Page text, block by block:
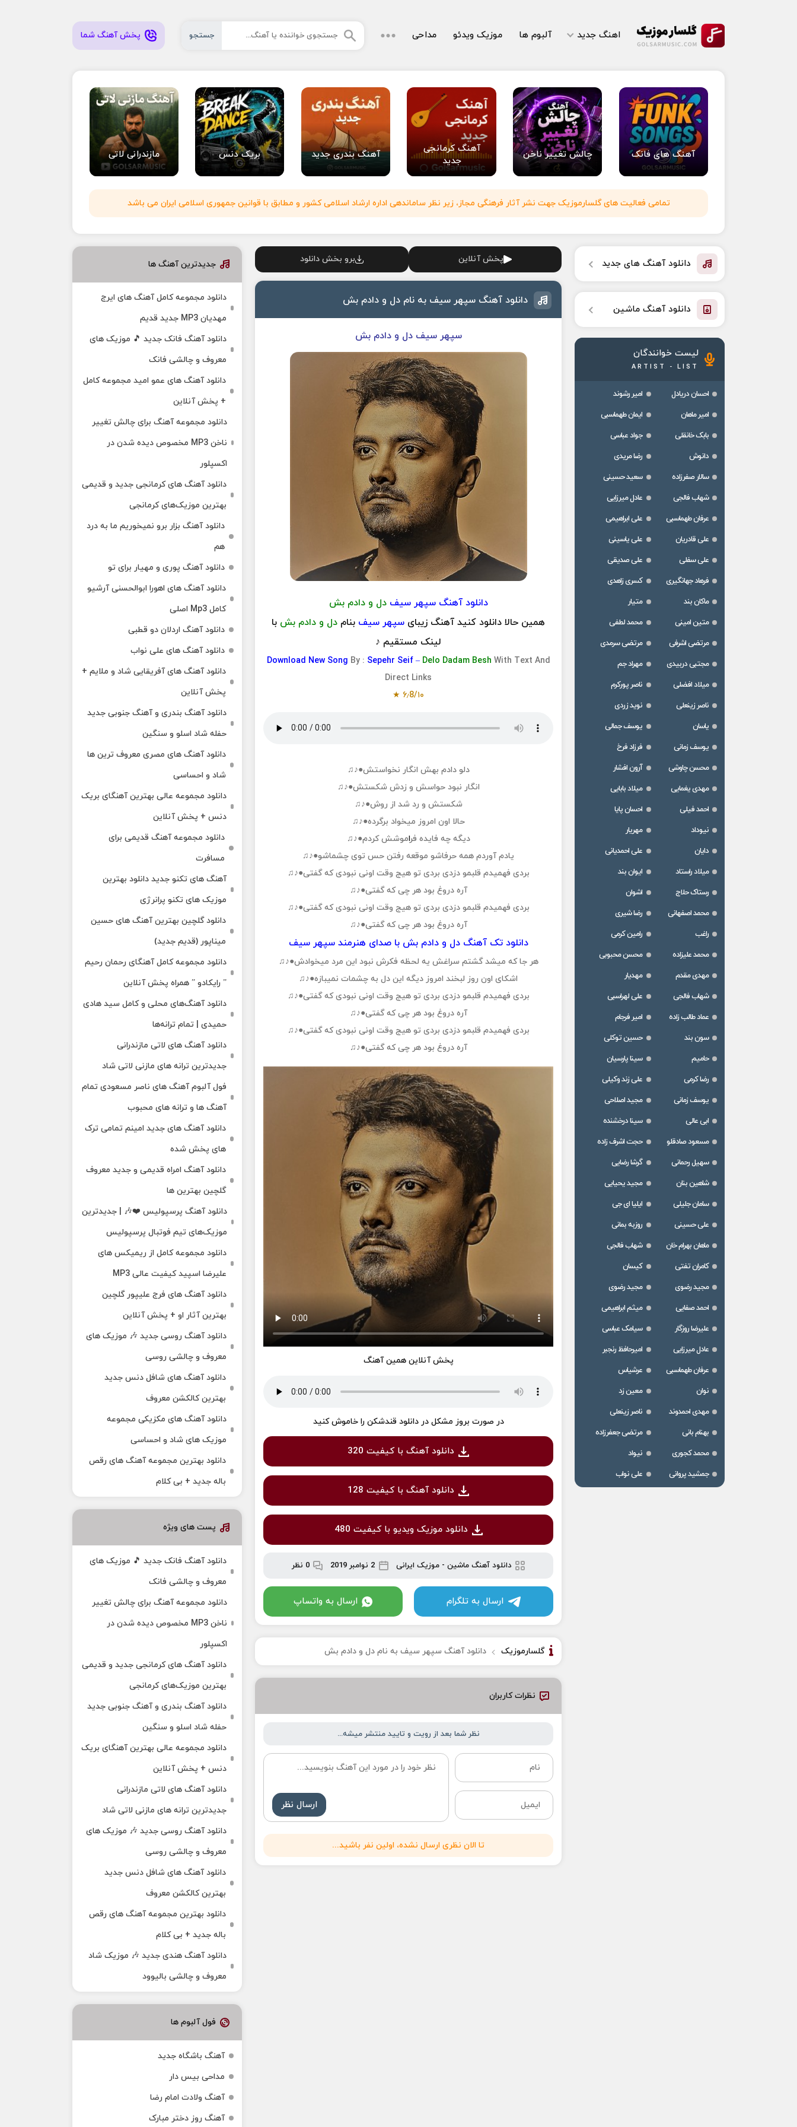
اهنگ جدید آلبوم ها موزیک ویدئو مداحی جستجو پخش آهنگ شما
آهنگ های فانک چالش تغییر ناخن
آهنگ کرمانجی
جدید
آهنگ بندری جدید بریک دنس مازندرانی لاتی
تمامی فعالیت های گلسارموزیک جهت نشر آثار فرهنگی مجاز، زیر نظر ساماندهی اداره ارشاد اسلامی کشور و مطابق با قوانین جمهوری اسلامی ایران می باشد
پخش آنلاین برو بخش دانلود
دانلود آهنگ سپهر سیف به نام دل و دادم بش
سپهر سیف دل و دادم بش
دانلود آهنگ سپهر سیف دل و دادم بش
همین حالا دانلود کنید آهنگ زیبای سپهر سیف بنام دل و دادم بش با
لینک مستقیم ♪
Download New Song By : Sepehr Seif –Delo Dadam Besh With Text And
Direct Links
۶٫8/۱۰ ★
دلو دادم بهش انگار نخواستش●♪♫
انگار نبود حواسش و زدش شکستش●♪♫
شکستش و رد شد از روش●♪♫
حالا اون امروز میخواد برگرده●♪♫
دیگه چه فایده فراموشش کردم●♪♫
یادم آوردم همه حرفاشو موقعه رفتن حس توی چشماشو●♪♫
بردی فهمیدم قلبمو دزدی بردی تو هیج وقت اونی نبودی که گفتی●♪♫
آره دروغ بود هر چی که گفتی●♪♫
بردی فهمیدم قلبمو دزدی بردی تو هیج وقت اونی نبودی که گفتی●♪♫
آره دروغ بود هر چی که گفتی●♪♫
دانلود تک آهنگ دل و دادم بش با صدای هنرمند سپهر سیف
هر جا که میشد گشتم سراغش یه لحظه فکرش نبود این مرد میخوادش●♪♫
اشکای اون روز لبخند امروز دیگه این دل به چشمات نمیبازه●♪♫
بردی فهمیدم قلبمو دزدی بردی تو هیج وقت اونی نبودی که گفتی●♪♫
آره دروغ بود هر چی که گفتی●♪♫
بردی فهمیدم قلبمو دزدی بردی تو هیج وقت اونی نبودی که گفتی●♪♫
آره دروغ بود هر چی که گفتی●♪♫
پخش آنلاین همین آهنگ
در صورت بروز مشکل در دانلود قندشکن را خاموش کنید
دانلود آهنگ با کیفیت 320
دانلود آهنگ با کیفیت 128
دانلود موزیک ویدیو با کیفیت 480
دانلود آهنگ ماشین -موزیک ایرانی 2 نوامبر 2019 0 نظر
ارسال به تلگرام ارسال به واتساپ
گلسارموزیک دانلود آهنگ سپهر سیف به نام دل و دادم بش
نظرات کاربران
نظر شما بعد از رویت و تایید منتشر میشه...
ارسال نظر
تا الان نظری ارسال نشده، اولین نفر باشید...
دانلود آهنگ های جدید
دانلود آهنگ ماشین
لیست خوانندگان
ARTIST - LIST
احسان دریادل
امیر رشوند
امیر ماهان
ایمان طهماسبی
بابک خانقلی
جواد عباسی
دانوش
رضا مریدی
سالار صفرزاده
سعید حسینی
شهاب فالجی
عادل میرزایی
عرفان طهماسبی
علی ابراهیمی
علی قادریان
علی یاسینی
علی سفلی
علی صدیقی
فرهاد جهانگیری
کسری زاهدی
ماکان بند
متیار
متین امینی
محمد لطفی
مرتضی اشرفی
مرتضی سرمدی
مجتبی دربیدی
مهراد جم
میلاد افضلی
ناصر پورکرم
ناصر زینعلی
نوید زردی
یاسان
یوسف جمالی
یوسف زمانی
فرزاد فرخ
محسن چاوشی
آرون افشار
مهدی یغمایی
میلاد بابایی
احمد فیلی
احسان پایا
نیوداد
مهریار
دایان
علی احمدیانی
میلاد راستاد
ایوان بند
رستاک حلاج
اشوان
محمد اصفهانی
رضا شیری
راغب
رامین کرمی
محمد علیزاده
محسن محبوبی
مهدی مقدم
مهدیار
شهاب فالجی
علی لهراسبی
عماد طالب زاده
امیر فرجام
سون بند
حسین توکلی
حامیم
سینا پارسیان
رضا کرمی
علی زند وکیلی
یوسف زمانی
مجید اصلاحی
ابی عالی
سینا درخشنده
مسعود صادقلو
حجت اشرف زاده
سهیل رحمانی
گرشا رضایی
شاهین بنان
مجید یحیایی
سامان جلیلی
ایلیا ای جی
علی حسینی
روزبه بمانی
ماهان بهرام خان
شهاب فالجی
کامران تفتی
کیسان
مجید رضوی
مجید رضوی
احمد صفایی
میثم ابراهیمی
علیرضا روزگار
سیامک عباسی
عادل میرزایی
امیرحافظ رنجبر
عرفان طهماسبی
عرشیاس
نوان
معین زد
مهدی احمدوند
ناصر زینعلی
بهنام بانی
مرتضی جعفرزاده
محمد کجوری
نیواد
جمشید پروانی
علی نواب
جدیدترین آهنگ ها
دانلود مجموعه کامل آهنگ های ایرج
مهدیان MP3 جدید قدیم
دانلود آهنگ فانک جدید 🎵 موزیک‌ های
معروف و چالشی فانک
دانلود آهنگ های عمو امید مجموعه کامل
+ پخش آنلاین
دانلود مجموعه آهنگ برای چالش تغییر
ناخن MP3 مخصوص دیده شدن در
اکسپلور
دانلود آهنگ‌ های کرمانجی جدید و قدیمی
بهترین موزیک‌های کرمانجی
دانلود آهنگ بزار برو نمیخوریم ما به درد
هم
دانلود آهنگ پوری و مهیار برای تو
دانلود آهنگ های اهورا ابوالحسنی آرشیو
کامل Mp3 اصلی
دانلود آهنگ اردلان دو قطبی
دانلود آهنگ های علی نواب
دانلود آهنگ های آفریقایی شاد و ملایم +
پخش آنلاین
دانلود آهنگ بندری و آهنگ جنوبی جدید
حفله شاد اسلو و سنگین
دانلود آهنگ های مصری معروف ترین ها
شاد و احساسی
دانلود مجموعه عالی بهترین آهنگای بریک
دنس + پخش آنلاین
دانلود مجموعه آهنگ قدیمی برای
مسافرت
آهنگ های تکنو جدید دانلود بهترین
موزیک های تکنو پرانرژی
دانلود گلچین بهترین آهنگ های حسین
میناپور (قدیم جدید)
دانلود مجموعه کامل آهنگای رحمان رحیم
” رایکادو ” همراه پخش آنلاین
دانلود آهنگ‌های محلی و کامل سید هادی
حمیدی | تمام ترانه‌ها
دانلود آهنگ‌ های لاتی مازندرانی
جدیدترین ترانه های مازنی لاتی شاد
فول آلبوم آهنگ‌ های ناصر مسعودی تمام
آهنگ‌ ها و ترانه‌ های محبوب
دانلود آهنگ های جدید امینم تمامی ترک
های پخش شده
دانلود آهنگ امراه قدیمی و جدید معروف
گلچین بهترین ها
دانلود آهنگ پرسپولیس ❤️🎶 | جدیدترین
موزیک‌های تیم فوتبال پرسپولیس
دانلود مجموعه کامل از ریمیکس های
علیرضا اسپید کیفیت عالی MP3
دانلود آهنگ های فرج علیپور گلچین
بهترین آثار او + پخش آنلاین
دانلود آهنگ روسی جدید 🎶 موزیک‌ های
معروف و چالشی روسی
دانلود آهنگ های شافل دنس جدید
بهترین کالکشن معروف
دانلود آهنگ‌ های مکزیکی مجموعه
موزیک‌ های شاد و احساسی
دانلود بهترین مجموعه آهنگ های رقص
باله جدید + بی کلام
پست های ویژه
دانلود آهنگ فانک جدید 🎵 موزیک‌ های
معروف و چالشی فانک
دانلود مجموعه آهنگ برای چالش تغییر
ناخن MP3 مخصوص دیده شدن در
اکسپلور
دانلود آهنگ‌ های کرمانجی جدید و قدیمی
بهترین موزیک‌های کرمانجی
دانلود آهنگ بندری و آهنگ جنوبی جدید
حفله شاد اسلو و سنگین
دانلود مجموعه عالی بهترین آهنگای بریک
دنس + پخش آنلاین
دانلود آهنگ‌ های لاتی مازندرانی
جدیدترین ترانه های مازنی لاتی شاد
دانلود آهنگ روسی جدید 🎶 موزیک‌ های
معروف و چالشی روسی
دانلود آهنگ های شافل دنس جدید
بهترین کالکشن معروف
دانلود بهترین مجموعه آهنگ های رقص
باله جدید + بی کلام
دانلود آهنگ هندی جدید 🎶 موزیک شاد
معروف و چالشی بالیوود
فول آلبوم ها
آهنگ باشگاه جدید
مداحی بیس دار
آهنگ ولادت امام رضا
آهنگ روز دختر مبارک